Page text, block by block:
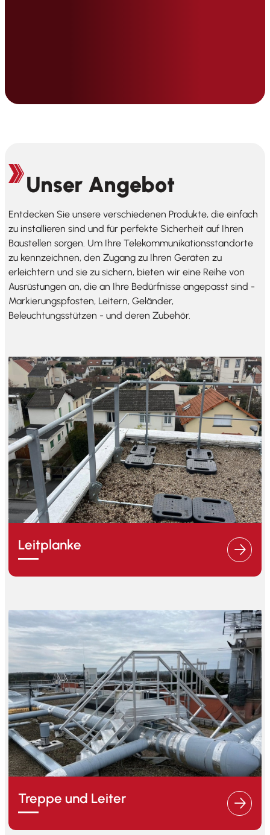
Unser Angebot
Entdecken Sie unsere verschiedenen Produkte, die einfach
zu installieren sind und für perfekte Sicherheit auf Ihren
Baustellen sorgen. Um Ihre Telekommunikationsstandorte
zu kennzeichnen, den Zugang zu Ihren Geräten zu
erleichtern und sie zu sichern, bieten wir eine Reihe von
Ausrüstungen an, die an Ihre Bedürfnisse angepasst sind -
Markierungspfosten, Leitern, Geländer,
Beleuchtungsstützen - und deren Zubehör.
Leitplanke
Treppe und Leiter